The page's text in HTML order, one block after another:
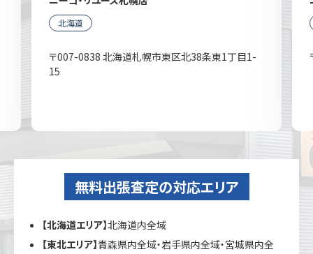
北海道
〒007-0838 北海道札幌市東区北38条東1丁目1-
15
無料出張査定の対応エリア
【北海道エリア】北海道内全域
【東北エリア】青森県内全域・岩手県内全域・宮城県内全